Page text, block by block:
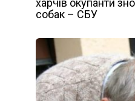
харчів окупанти
собак – СБУ